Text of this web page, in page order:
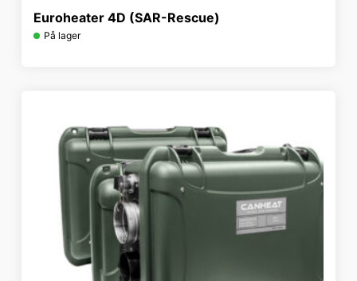
Euroheater 4D (SAR-Rescue)
På lager